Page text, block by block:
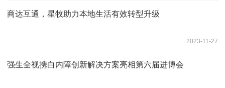
商达互通，星牧助力本地生活有效转型升级
2023-11-27
强生全视携白内障创新解决方案亮相第六届进博会